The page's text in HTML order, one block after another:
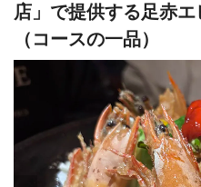
店」で提供する足赤
（コースの一品）